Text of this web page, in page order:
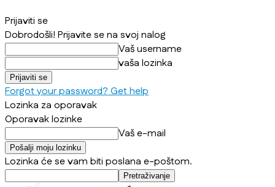
Prijaviti se
Dobrodošli! Prijavite se na svoj nalog
Vaš username
vaša lozinka
Forgot your password? Get help
Lozinka za oporavak
Oporavak lozinke
Vaš e-mail
Lozinka će se vam biti poslana e-poštom.